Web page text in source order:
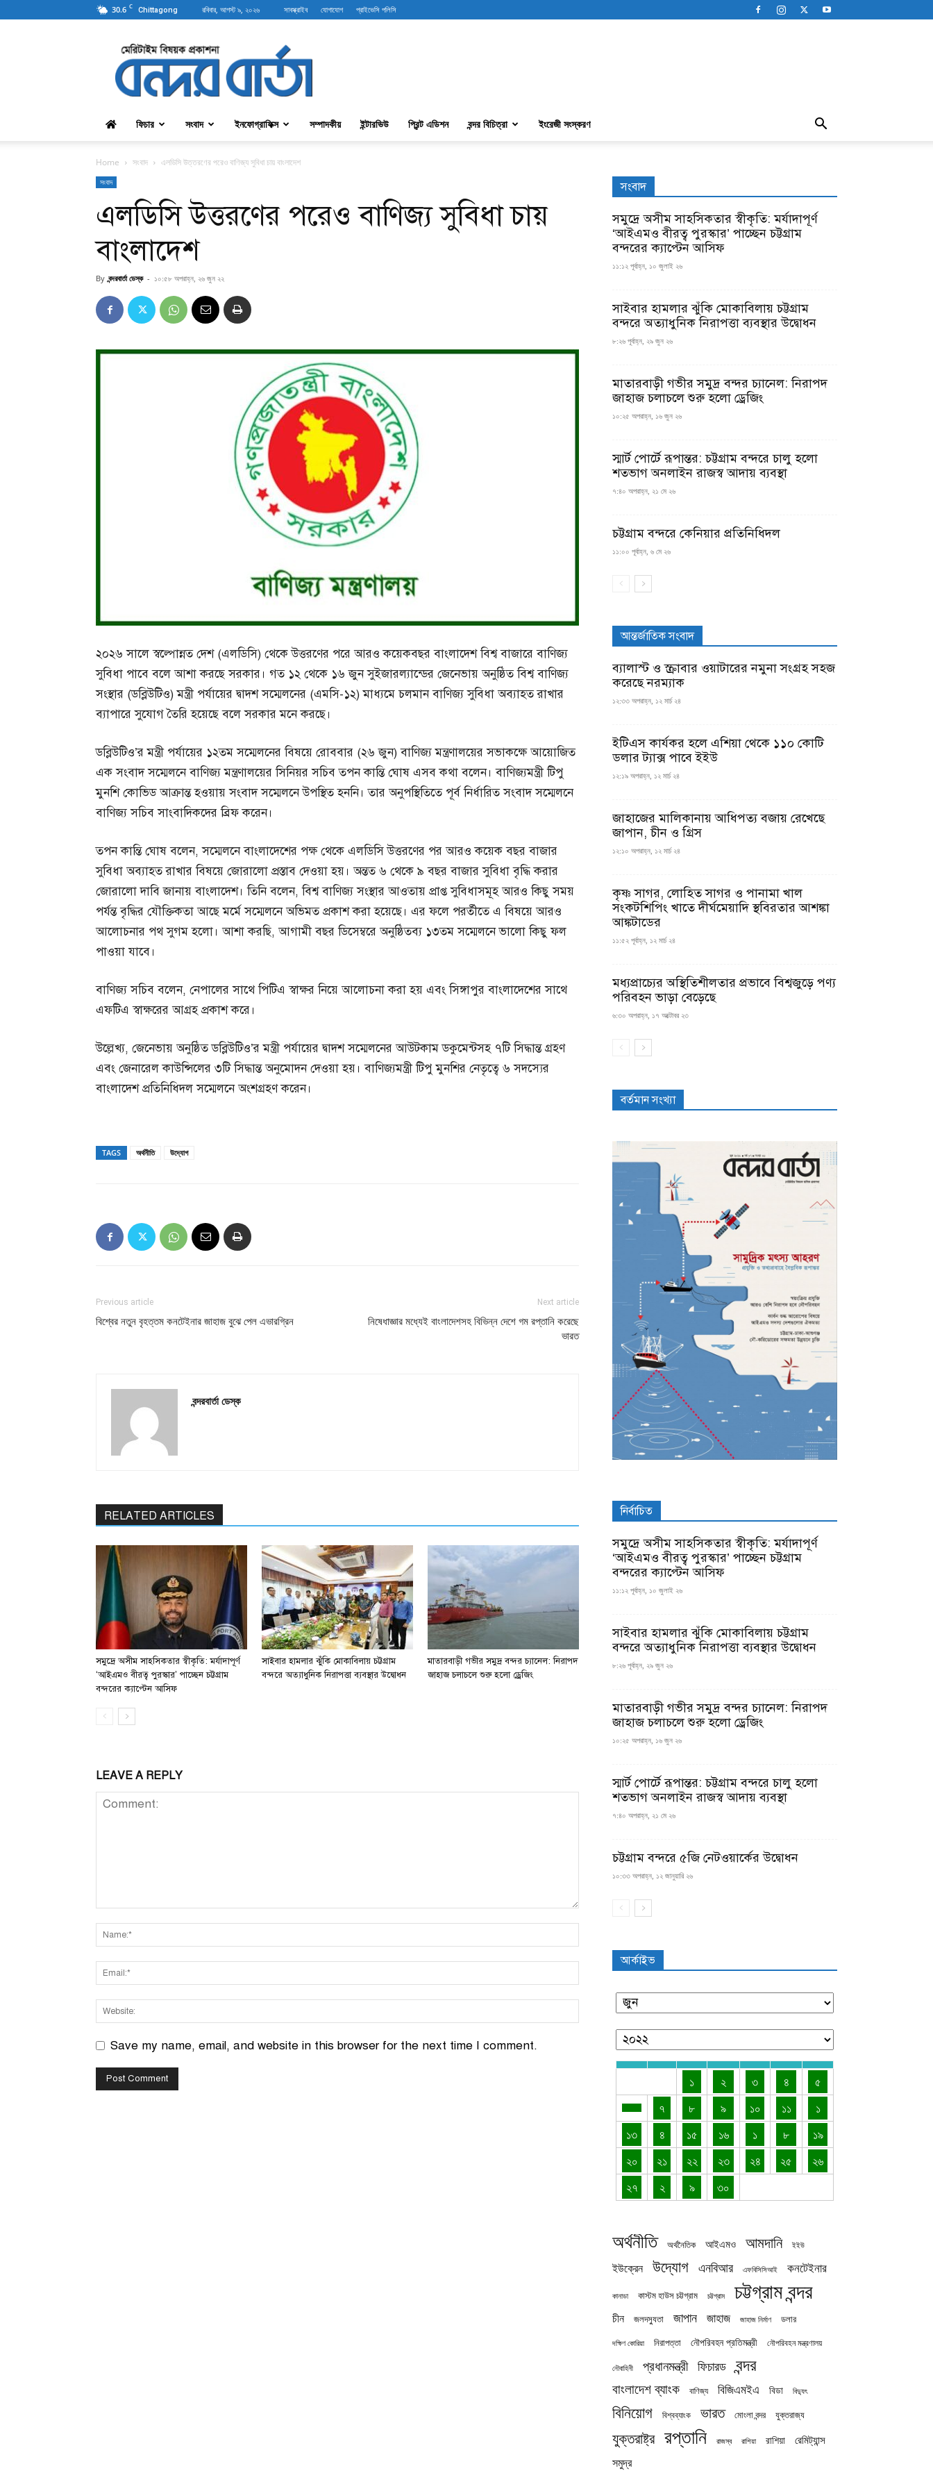
30.6 C Chittagong রবিবার, আগস্ট ৯, ২০২৬ সাবস্ক্রাইব যোগাযোগ প্রাইভেসি পলিসি
বন্দরবার্তা
ফিচার সংবাদ ইনফোগ্রাফিক্স সম্পাদকীয় ইন্টারভিউ প্রিন্ট এডিশন বন্দর বিচিত্রা ইংরেজী সংস্করণ
Home সংবাদ এলডিসি উত্তরণের পরেও বাণিজ্য সুবিধা চায় বাংলাদেশ
সংবাদ
এলডিসি উত্তরণের পরেও বাণিজ্য সুবিধা চায়
বাংলাদেশ
By বন্দরবার্তা ডেস্ক - ১০:৫৮ অপরাহ্ন, ২৬ জুন ২২
২০২৬ সালে স্বল্পোন্নত দেশ (এলডিসি) থেকে উত্তরণের পরে আরও কয়েকবছর বাংলাদেশ বিশ্ব বাজারে বাণিজ্য
সুবিধা পাবে বলে আশা করছে সরকার। গত ১২ থেকে ১৬ জুন সুইজারল্যান্ডের জেনেভায় অনুষ্ঠিত বিশ্ব বাণিজ্য
সংস্থার (ডব্লিউটিও) মন্ত্রী পর্যায়ের দ্বাদশ সম্মেলনের (এমসি-১২) মাধ্যমে চলমান বাণিজ্য সুবিধা অব্যাহত রাখার
ব্যাপারে সুযোগ তৈরি হয়েছে বলে সরকার মনে করছে।
ডব্লিউটিও’র মন্ত্রী পর্যায়ের ১২তম সম্মেলনের বিষয়ে রোববার (২৬ জুন) বাণিজ্য মন্ত্রণালয়ের সভাকক্ষে আয়োজিত
এক সংবাদ সম্মেলনে বাণিজ্য মন্ত্রণালয়ের সিনিয়র সচিব তপন কান্তি ঘোষ এসব কথা বলেন। বাণিজ্যমন্ত্রী টিপু
মুনশি কোভিড আক্রান্ত হওয়ায় সংবাদ সম্মেলনে উপস্থিত হননি। তার অনুপস্থিতিতে পূর্ব নির্ধারিত সংবাদ সম্মেলনে
বাণিজ্য সচিব সাংবাদিকদের ব্রিফ করেন।
তপন কান্তি ঘোষ বলেন, সম্মেলনে বাংলাদেশের পক্ষ থেকে এলডিসি উত্তরণের পর আরও কয়েক বছর বাজার
সুবিধা অব্যাহত রাখার বিষয়ে জোরালো প্রস্তাব দেওয়া হয়। অন্তত ৬ থেকে ৯ বছর বাজার সুবিধা বৃদ্ধি করার
জোরালো দাবি জানায় বাংলাদেশ। তিনি বলেন, বিশ্ব বাণিজ্য সংস্থার আওতায় প্রাপ্ত সুবিধাসমূহ আরও কিছু সময়
পর্যন্ত বৃদ্ধির যৌক্তিকতা আছে মর্মে সম্মেলনে অভিমত প্রকাশ করা হয়েছে। এর ফলে পরর্তীতে এ বিষয়ে আরও
আলোচনার পথ সুগম হলো। আশা করছি, আগামী বছর ডিসেম্বরে অনুষ্ঠিতব্য ১৩তম সম্মেলনে ভালো কিছু ফল
পাওয়া যাবে।
বাণিজ্য সচিব বলেন, নেপালের সাথে পিটিএ স্বাক্ষর নিয়ে আলোচনা করা হয় এবং সিঙ্গাপুর বাংলাদেশের সাথে
এফটিএ স্বাক্ষরের আগ্রহ প্রকাশ করে।
উল্লেখ্য, জেনেভায় অনুষ্ঠিত ডব্লিউটিও’র মন্ত্রী পর্যায়ের দ্বাদশ সম্মেলনের আউটকাম ডকুমেন্টসহ ৭টি সিদ্ধান্ত গ্রহণ
এবং জেনারেল কাউন্সিলের ৩টি সিদ্ধান্ত অনুমোদন দেওয়া হয়। বাণিজ্যমন্ত্রী টিপু মুনশির নেতৃত্বে ৬ সদস্যের
বাংলাদেশ প্রতিনিধিদল সম্মেলনে অংশগ্রহণ করেন।
TAGS অর্থনীতি উদ্যোগ
Previous article
বিশ্বের নতুন বৃহত্তম কনটেইনার জাহাজ বুঝে পেল এভারগ্রিন
Next article
নিষেধাজ্ঞার মধ্যেই বাংলাদেশসহ বিভিন্ন দেশে গম রপ্তানি করেছে
ভারত
বন্দরবার্তা ডেস্ক
RELATED ARTICLES
সমুদ্রে অসীম সাহসিকতার স্বীকৃতি: মর্যাদাপূর্ণ
‘আইএমও বীরত্ব পুরস্কার’ পাচ্ছেন চট্টগ্রাম
বন্দরের ক্যাপ্টেন আসিফ
সাইবার হামলার ঝুঁকি মোকাবিলায় চট্টগ্রাম
বন্দরে অত্যাধুনিক নিরাপত্তা ব্যবস্থার উদ্বোধন
মাতারবাড়ী গভীর সমুদ্র বন্দর চ্যানেল: নিরাপদ
জাহাজ চলাচলে শুরু হলো ড্রেজিং
LEAVE A REPLY
Save my name, email, and website in this browser for the next time I comment.
সংবাদ
সমুদ্রে অসীম সাহসিকতার স্বীকৃতি: মর্যাদাপূর্ণ
‘আইএমও বীরত্ব পুরস্কার’ পাচ্ছেন চট্টগ্রাম
বন্দরের ক্যাপ্টেন আসিফ
১১:১২ পূর্বাহ্ন, ১০ জুলাই ২৬
সাইবার হামলার ঝুঁকি মোকাবিলায় চট্টগ্রাম
বন্দরে অত্যাধুনিক নিরাপত্তা ব্যবস্থার উদ্বোধন
৮:২৬ পূর্বাহ্ন, ২৯ জুন ২৬
মাতারবাড়ী গভীর সমুদ্র বন্দর চ্যানেল: নিরাপদ
জাহাজ চলাচলে শুরু হলো ড্রেজিং
১০:২৫ অপরাহ্ন, ১৬ জুন ২৬
স্মার্ট পোর্টে রূপান্তর: চট্টগ্রাম বন্দরে চালু হলো
শতভাগ অনলাইন রাজস্ব আদায় ব্যবস্থা
৭:৪০ অপরাহ্ন, ২১ মে ২৬
চট্টগ্রাম বন্দরে কেনিয়ার প্রতিনিধিদল
১১:০০ পূর্বাহ্ন, ৬ মে ২৬
আন্তর্জাতিক সংবাদ
ব্যালাস্ট ও স্ক্রাবার ওয়াটারের নমুনা সংগ্রহ সহজ
করেছে নরম্যাক
১২:৩৩ অপরাহ্ন, ১২ মার্চ ২৪
ইটিএস কার্যকর হলে এশিয়া থেকে ১১০ কোটি
ডলার ট্যাক্স পাবে ইইউ
১২:১৯ অপরাহ্ন, ১২ মার্চ ২৪
জাহাজের মালিকানায় আধিপত্য বজায় রেখেছে
জাপান, চীন ও গ্রিস
১২:১০ অপরাহ্ন, ১২ মার্চ ২৪
কৃষ্ণ সাগর, লোহিত সাগর ও পানামা খাল
সংকটশিপিং খাতে দীর্ঘমেয়াদি স্থবিরতার আশঙ্কা
আঙ্কটাডের
১১:৫২ পূর্বাহ্ন, ১২ মার্চ ২৪
মধ্যপ্রাচ্যের অস্থিতিশীলতার প্রভাবে বিশ্বজুড়ে পণ্য
পরিবহন ভাড়া বেড়েছে
৬:৩০ অপরাহ্ন, ১৭ অক্টোবর ২৩
বর্তমান সংখ্যা
নির্বাচিত
সমুদ্রে অসীম সাহসিকতার স্বীকৃতি: মর্যাদাপূর্ণ
‘আইএমও বীরত্ব পুরস্কার’ পাচ্ছেন চট্টগ্রাম
বন্দরের ক্যাপ্টেন আসিফ
১১:১২ পূর্বাহ্ন, ১০ জুলাই ২৬
সাইবার হামলার ঝুঁকি মোকাবিলায় চট্টগ্রাম
বন্দরে অত্যাধুনিক নিরাপত্তা ব্যবস্থার উদ্বোধন
৮:২৬ পূর্বাহ্ন, ২৯ জুন ২৬
মাতারবাড়ী গভীর সমুদ্র বন্দর চ্যানেল: নিরাপদ
জাহাজ চলাচলে শুরু হলো ড্রেজিং
১০:২৫ অপরাহ্ন, ১৬ জুন ২৬
স্মার্ট পোর্টে রূপান্তর: চট্টগ্রাম বন্দরে চালু হলো
শতভাগ অনলাইন রাজস্ব আদায় ব্যবস্থা
৭:৪০ অপরাহ্ন, ২১ মে ২৬
চট্টগ্রাম বন্দরে ৫জি নেটওয়ার্কের উদ্বোধন
১০:৩৩ অপরাহ্ন, ১২ জানুয়ারি ২৬
আর্কাইভ
১ ২ ৩ ৪
৫
৭
৮ ৯ ১০ ১১
১
১৩
৪ ১৫ ১৬ ১ ৮
১৯
২০
২১ ২২ ২৩ ২৪ ২৫
২৬
২৭
২ ৯ ৩০
অর্থনীতি অর্থনৈতিক আইএমও আমদানি ইইউ
ইউক্রেন উদ্যোগ এনবিআর এফবিসিসিআই কনটেইনার
কানাডা কাস্টম হাউস চট্টগ্রাম চট্টগ্রাম চট্টগ্রাম বন্দর
চীন জলদস্যুতা জাপান জাহাজ জাহাজ নির্মাণ ডলার
দক্ষিণ কোরিয়া নিরাপত্তা নৌপরিবহন প্রতিমন্ত্রী নৌপরিবহন মন্ত্রণালয়
নৌবাহিনী প্রধানমন্ত্রী ফিচারড বন্দর
বাংলাদেশ ব্যাংক বাণিজ্য বিজিএমইএ বিডা বিদ্যুৎ
বিনিয়োগ বিশ্বব্যাংক ভারত মোংলা বন্দর যুক্তরাজ্য
যুক্তরাষ্ট্র রপ্তানি রাজস্ব রাশিয়া রাশিয়া রেমিট্যান্স
সমুদ্র